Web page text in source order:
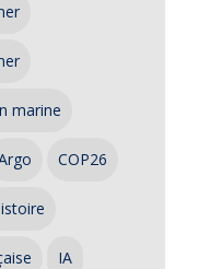
marine
COP26
IA